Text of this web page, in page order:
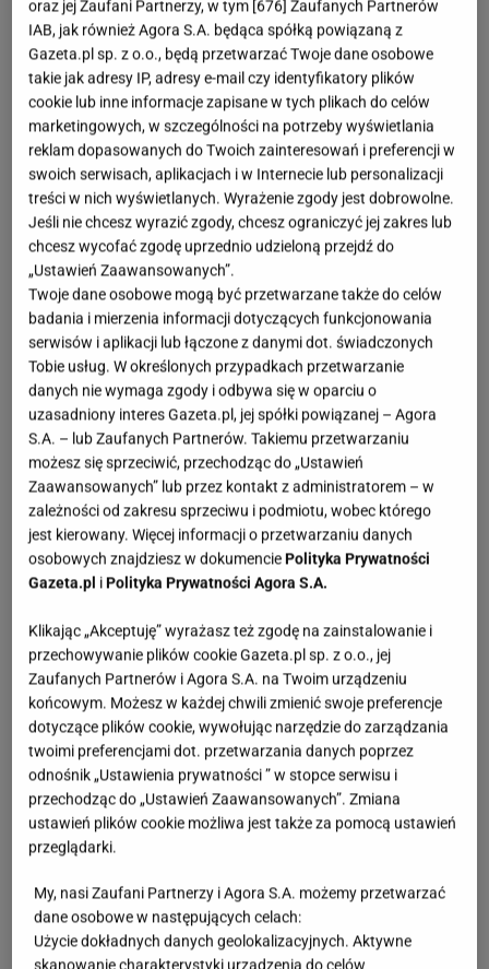
kamiennym blatem oraz fotele i sofy z naturalnej lub
ekologicznej skóry, które doskonale wpiszą się w
industrialny styl, pod warunkiem że wyróżniają się
prostą formą i brakiem zbędnych dekoracji.
Najważniejsze cechy industrialnych mebli
Meble w stylu industrialnym czerpią inspirację z
surowej, przemysłowej estetyki. Ich design jest
prosty, pozbawiony zbędnych ozdobników, a
geometryczne formy podkreślają minimalistyczny
charakter. Charakterystyczne dla nich są widoczne
nity, spawy i metalowe okucia, które dodają
autentyczności i surowego uroku. Takie meble nie
boją się śladów użytkowania – przetarcia,
nierówności, surowe krawędzie czy nawet lekka
rdza stają się ich atutem. Celowo postarzane
powierzchnie przywodzą na myśl dawne warsztaty i
fabryki, nadając wnętrzom niepowtarzalny, loftowy
charakter. Meble industrialne łączą funkcjonalność z
surową i minimalistyczną estetyką. Dominuje tutaj
ciemna, stonowana kolorystyka – może być to
czerń, grafit, różne odcienie szarości i rdzawe
odcienie brązu. Drewno zazwyczaj jest ciemne, o
naturalnym wykończeniu, a metalowe elementy
matowe lub lekko postarzane.
oraz jej Zaufani Partnerzy, w tym [676] Zaufanych Partnerów
IAB, jak również Agora S.A. będąca spółką powiązaną z
Gazeta.pl sp. z o.o., będą przetwarzać Twoje dane osobowe
takie jak adresy IP, adresy e-mail czy identyfikatory plików
cookie lub inne informacje zapisane w tych plikach do celów
marketingowych, w szczególności na potrzeby wyświetlania
reklam dopasowanych do Twoich zainteresowań i preferencji w
swoich serwisach, aplikacjach i w Internecie lub personalizacji
treści w nich wyświetlanych. Wyrażenie zgody jest dobrowolne.
Jeśli nie chcesz wyrazić zgody, chcesz ograniczyć jej zakres lub
chcesz wycofać zgodę uprzednio udzieloną przejdź do
„Ustawień Zaawansowanych”.
Twoje dane osobowe mogą być przetwarzane także do celów
badania i mierzenia informacji dotyczących funkcjonowania
serwisów i aplikacji lub łączone z danymi dot. świadczonych
Tobie usług. W określonych przypadkach przetwarzanie
danych nie wymaga zgody i odbywa się w oparciu o
uzasadniony interes Gazeta.pl, jej spółki powiązanej – Agora
S.A. – lub Zaufanych Partnerów. Takiemu przetwarzaniu
możesz się sprzeciwić, przechodząc do „Ustawień
Zaawansowanych” lub przez kontakt z administratorem – w
zależności od zakresu sprzeciwu i podmiotu, wobec którego
jest kierowany. Więcej informacji o przetwarzaniu danych
osobowych znajdziesz w dokumenciePolityka Prywatności
Gazeta.pl iPolityka Prywatności Agora S.A.
Klikając „Akceptuję” wyrażasz też zgodę na zainstalowanie i
przechowywanie plików cookie Gazeta.pl sp. z o.o., jej
Zaufanych Partnerów i Agora S.A. na Twoim urządzeniu
końcowym. Możesz w każdej chwili zmienić swoje preferencje
dotyczące plików cookie, wywołując narzędzie do zarządzania
twoimi preferencjami dot. przetwarzania danych poprzez
odnośnik „Ustawienia prywatności ” w stopce serwisu i
przechodząc do „Ustawień Zaawansowanych”. Zmiana
ustawień plików cookie możliwa jest także za pomocą ustawień
przeglądarki.
My, nasi Zaufani Partnerzy i Agora S.A. możemy przetwarzać
dane osobowe w następujących celach:
Użycie dokładnych danych geolokalizacyjnych. Aktywne
skanowanie charakterystyki urządzenia do celów